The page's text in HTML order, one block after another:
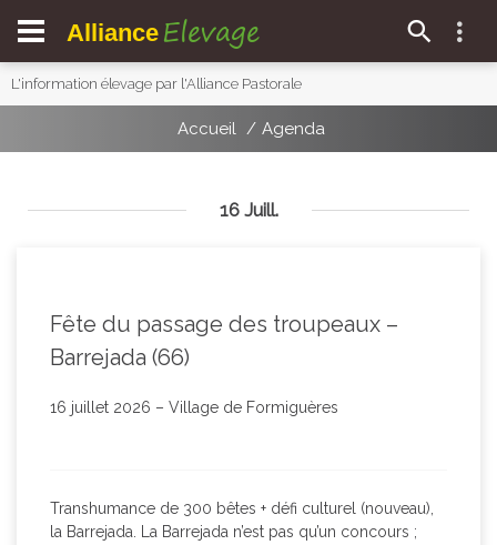
Alliance Elevage
L'information élevage par l'Alliance Pastorale
Accueil Agenda
16 Juill.
Fête du passage des troupeaux –
Barrejada (66)
16 juillet 2026 – Village de Formiguères
Transhumance de 300 bêtes + défi culturel (nouveau),
la Barrejada. La Barrejada n’est pas qu’un concours ;